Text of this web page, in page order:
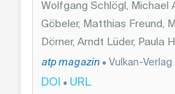
Wolfgang Schlögl, Michael
Göbeler, Matthias Freund,
Dörner, Arndt Lüder, Paula
atp magazin • Vulkan-
DOI • URL